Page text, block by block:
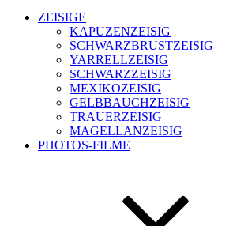
ZEISIGE
KAPUZENZEISIG
SCHWARZBRUSTZEISIG
YARRELLZEISIG
SCHWARZZEISIG
MEXIKOZEISIG
GELBBAUCHZEISIG
TRAUERZEISIG
MAGELLANZEISIG
PHOTOS-FILME